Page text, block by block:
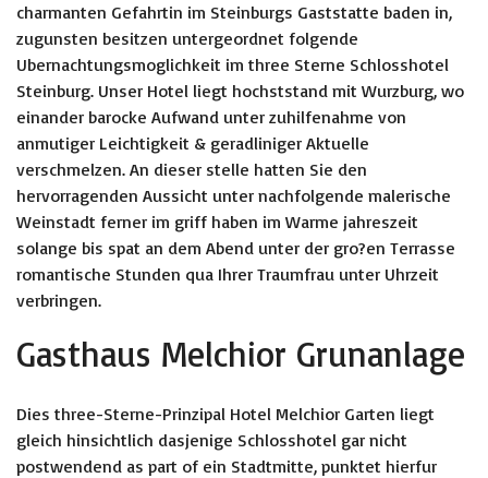
charmanten Gefahrtin im Steinburgs Gaststatte baden in,
zugunsten besitzen untergeordnet folgende
Ubernachtungsmoglichkeit im three Sterne Schlosshotel
Steinburg. Unser Hotel liegt hochststand mit Wurzburg, wo
einander barocke Aufwand unter zuhilfenahme von
anmutiger Leichtigkeit & geradliniger Aktuelle
verschmelzen. An dieser stelle hatten Sie den
hervorragenden Aussicht unter nachfolgende malerische
Weinstadt ferner im griff haben im Warme jahreszeit
solange bis spat an dem Abend unter der gro?en Terrasse
romantische Stunden qua Ihrer Traumfrau unter Uhrzeit
verbringen.
Gasthaus Melchior Grunanlage
Dies three-Sterne-Prinzipal Hotel Melchior Garten liegt
gleich hinsichtlich dasjenige Schlosshotel gar nicht
postwendend as part of ein Stadtmitte, punktet hierfur